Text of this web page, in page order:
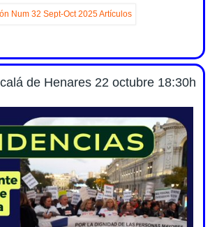
de Henares 22 octubre 18:30h